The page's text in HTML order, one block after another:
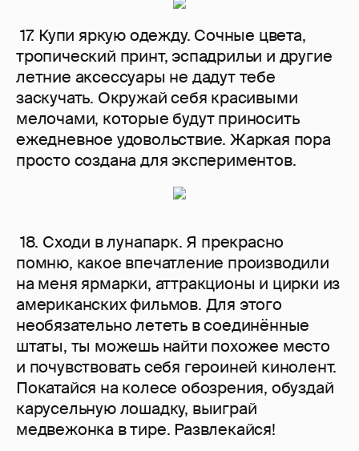
17. Купи яркую одежду. Сочные цвета,
тропический принт, эспадрильи и другие
летние аксессуары не дадут тебе
заскучать. Окружай себя красивыми
мелочами, которые будут приносить
ежедневное удовольствие. Жаркая пора
просто создана для экспериментов.
18. Сходи в лунапарк. Я прекрасно
помню, какое впечатление производили
на меня ярмарки, аттракционы и цирки из
американских фильмов. Для этого
необязательно лететь в соединённые
штаты, ты можешь найти похожее место
и почувствовать себя героиней кинолент.
Покатайся на колесе обозрения, обуздай
карусельную лошадку, выиграй
медвежонка в тире. Развлекайся!